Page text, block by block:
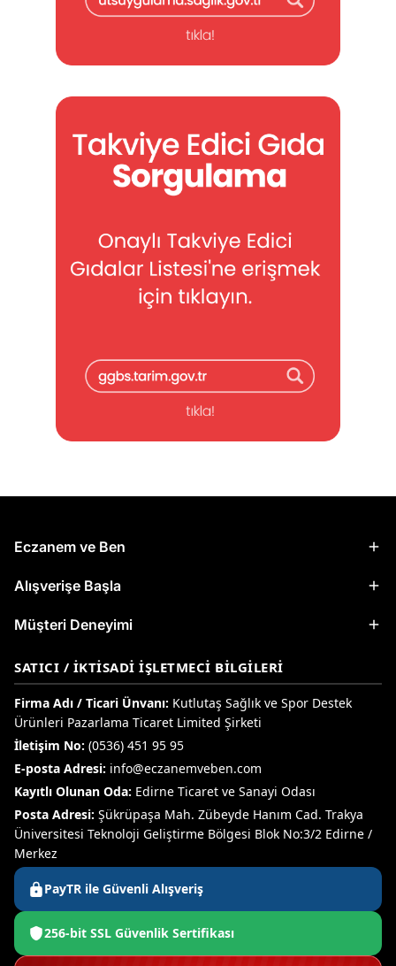
Eczanem ve Ben
Alışverişe Başla
Müşteri Deneyimi
SATICI / İKTISADI İŞLETMECI BILGILERI
Firma Adı / Ticari Ünvanı: Kutlutaş Sağlık ve Spor Destek
Ürünleri Pazarlama Ticaret Limited Şirketi
İletişim No: (0536) 451 95 95
E-posta Adresi: info@eczanemveben.com
Kayıtlı Olunan Oda: Edirne Ticaret ve Sanayi Odası
Posta Adresi: Şükrüpaşa Mah. Zübeyde Hanım Cad. Trakya
Üniversitesi Teknoloji Geliştirme Bölgesi Blok No:3/2 Edirne /
Merkez
PayTR ile Güvenli Alışveriş
256-bit SSL Güvenlik Sertifikası